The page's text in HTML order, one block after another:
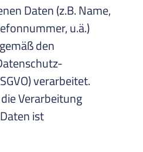
Daten (z.B. Name,
u.ä.)
den
verarbeitet.
Verarbeitung
ist